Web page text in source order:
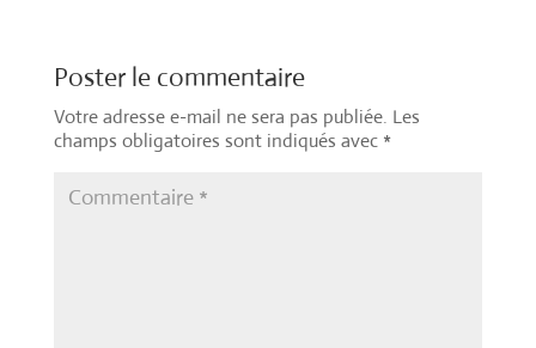
Poster le commentaire
Votre adresse e-mail ne sera pas publiée. Les
champs obligatoires sont indiqués avec *